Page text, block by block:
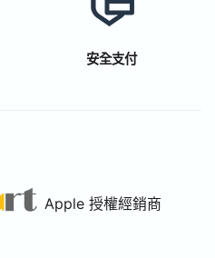
安全支付
Apple 授權經銷商